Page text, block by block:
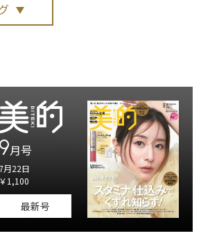
9月号
7月22日
￥1,100
最新号